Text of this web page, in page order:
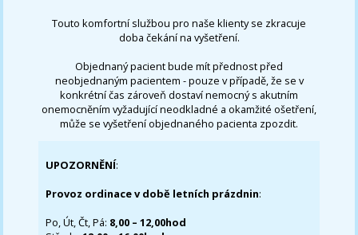
Touto komfortní službou pro naše klienty se zkracuje
doba čekání na vyšetření.
Objednaný pacient bude mít přednost před
neobjednaným pacientem - pouze v případě, že se v
konkrétní čas zároveň dostaví nemocný s akutním
onemocněním vyžadující neodkladné a okamžité ošetření,
může se vyšetření objednaného pacienta zpozdit.
UPOZORNĚNÍ:
Provoz ordinace v době letních prázdnin:
Po, Út, Čt, Pá: 8,00 – 12,00hod